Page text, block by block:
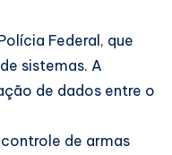
Federal, que
sistemas. A
de dados entre o
de armas